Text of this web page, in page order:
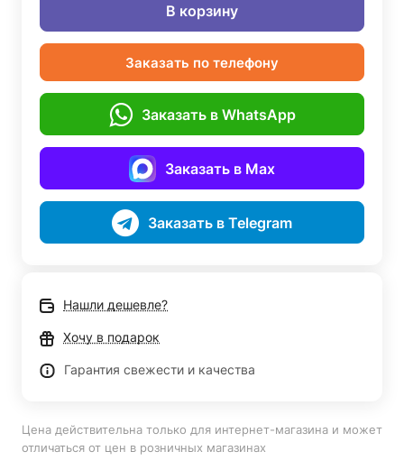
В корзину
Заказать по телефону
Заказать в WhatsApp
Заказать в Max
Заказать в Telegram
Нашли дешевле?
Хочу в подарок
Гарантия свежести и качества
Цена действительна только для интернет-магазина и может
отличаться от цен в розничных магазинах